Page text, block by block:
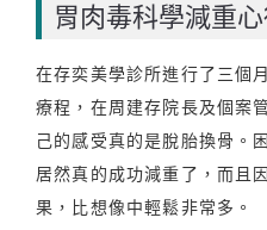
胃肉毒科學減重
在存奕美學診所進行了三個
療程，在周建存院長及個案
己的感受真的是脫胎換骨。
居然真的成功減重了，而且
果，比想像中輕鬆非常多。